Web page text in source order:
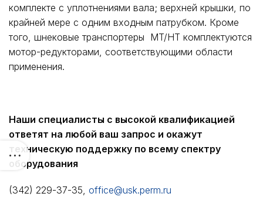
комплекте с уплотнениями вала; верхней крышки, по
крайней мере с одним входным патрубком. Кроме
того, шнековые транспортеры MT/HT комплектуются
мотор-редукторами, соответствующими области
применения.
Наши специалисты с высокой квалификацией
ответят на любой ваш запрос и окажут
техническую поддержку по всему спектру
оборудования
(342) 229-37-35, office@usk.perm.ru